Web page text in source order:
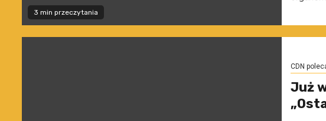
3 min przeczytania
CDN
Już